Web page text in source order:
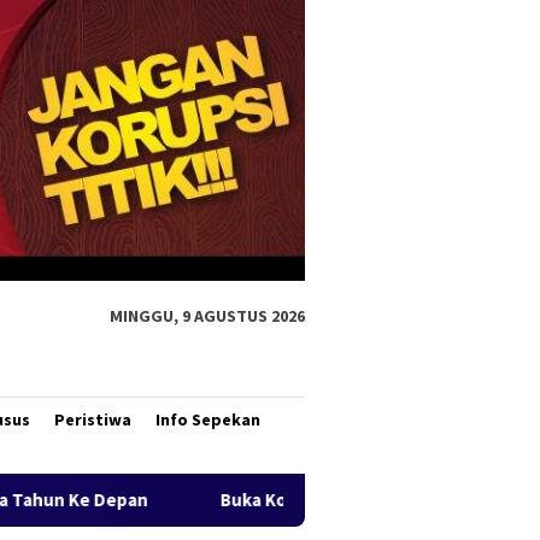
MINGGU, 9 AGUSTUS 2026
Peristiwa Info Sepekan
I PWNU Papua Selatan, Gubernur Apolo Safanpo